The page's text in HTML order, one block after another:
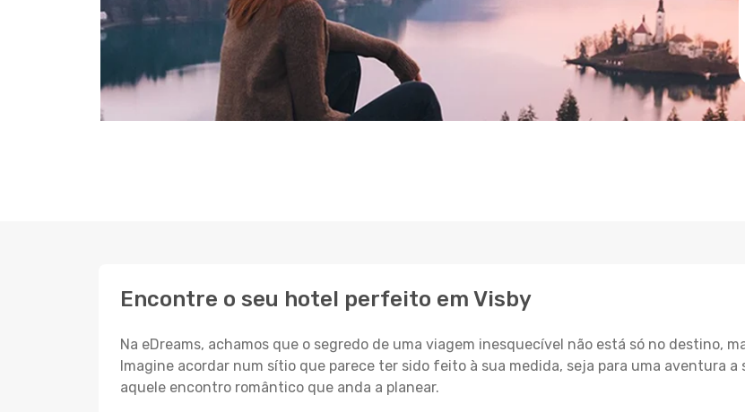
Encontre o seu hotel perfeito em Visby
Na eDreams, achamos que o segredo de uma viagem inesquecível não está só no destino,
Imagine acordar num sítio que parece ter sido feito à sua medida, seja para uma aventura
aquele encontro romântico que anda a planear.